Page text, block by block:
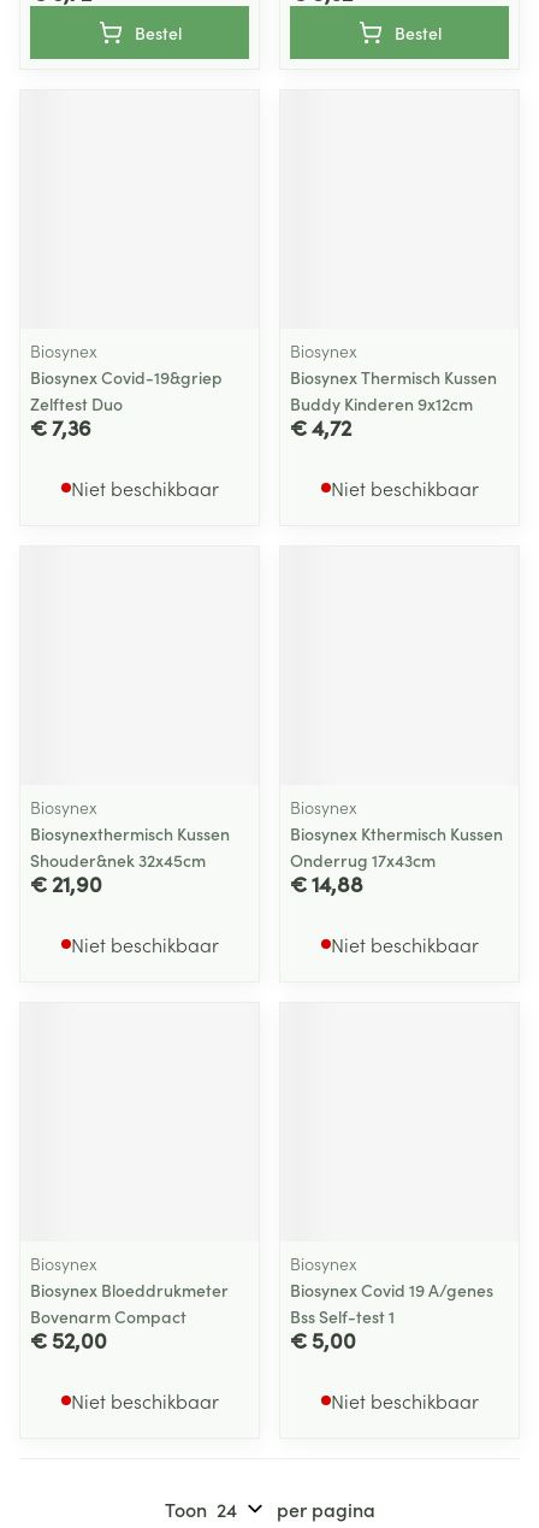
Bestel Bestel
Biosynex
Biosynex Covid-19&griep
Zelftest Duo
€ 7,36
Niet beschikbaar
Biosynex
Biosynex Thermisch Kussen
Buddy Kinderen 9x12cm
€ 4,72
Niet beschikbaar
Biosynex
Biosynexthermisch Kussen
Shouder&nek 32x45cm
€ 21,90
Niet beschikbaar
Biosynex
Biosynex Kthermisch Kussen
Onderrug 17x43cm
€ 14,88
Niet beschikbaar
Biosynex
Biosynex Bloeddrukmeter
Bovenarm Compact
€ 52,00
Niet beschikbaar
Biosynex
Biosynex Covid 19 A/genes
Bss Self-test 1
€ 5,00
Niet beschikbaar
Toon per pagina